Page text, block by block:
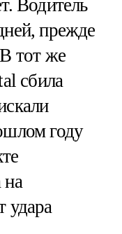
Водитель
прежде
тот же
сбила
году
на
удара